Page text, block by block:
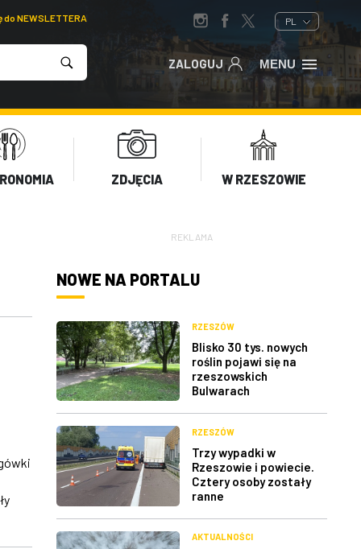
do NEWSLETTERA PL
ZALOGUJ MENU
ZDJĘCIA W RZESZOWIE
REKLAMA
NOWE NA PORTALU
RZESZÓW
Blisko 30 tys. nowych
roślin pojawi się na
rzeszowskich
Bulwarach
RZESZÓW
Trzy wypadki w
Rzeszowie i powiecie.
Cztery osoby zostały
ranne
AKTUALNOŚCI